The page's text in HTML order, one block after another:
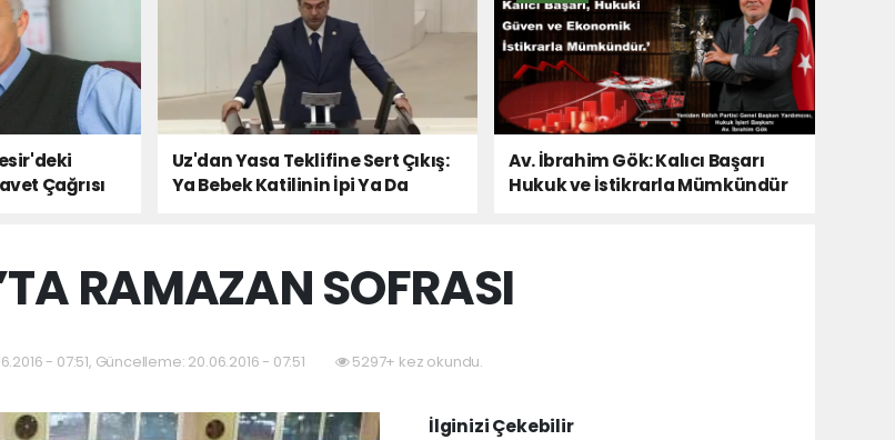
Çağrısı
Uz'dan Yasa Teklifine Sert Çıkış:
Ya Bebek Katilinin İpi Ya Da
Av. İbrahim Gök: Kalıcı Başarı
Hukuk ve İstikrarla Mümkündür
RAMAZAN SOFRASI
- 07:51, Güncelleme: 20.06.2016 - 07:51 5297+ kez okundu.
İlginizi Çekebilir